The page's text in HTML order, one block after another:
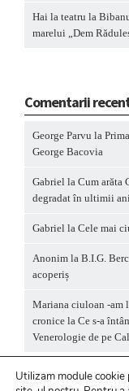
Hai la teatru la
marelui „Dem
Comentarii
George Parvu la
George Bacovia
Gabriel la Cum arăta
degradat în ultimii ani
Gabriel la Cele mai
Anonim la B.I.G.
acoperiș
Mariana ciuloan -am
cronice la Ce s-a
Venerologie de pe
Utilizam module